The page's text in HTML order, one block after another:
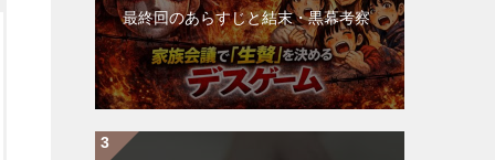
最終回のあらすじと結末・黒幕考察